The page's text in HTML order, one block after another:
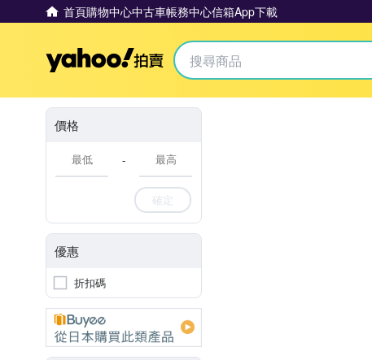
首頁購物中心中古車帳務中心信箱App下載
Yahoo拍賣
價格
-
確定
優惠
折扣碼